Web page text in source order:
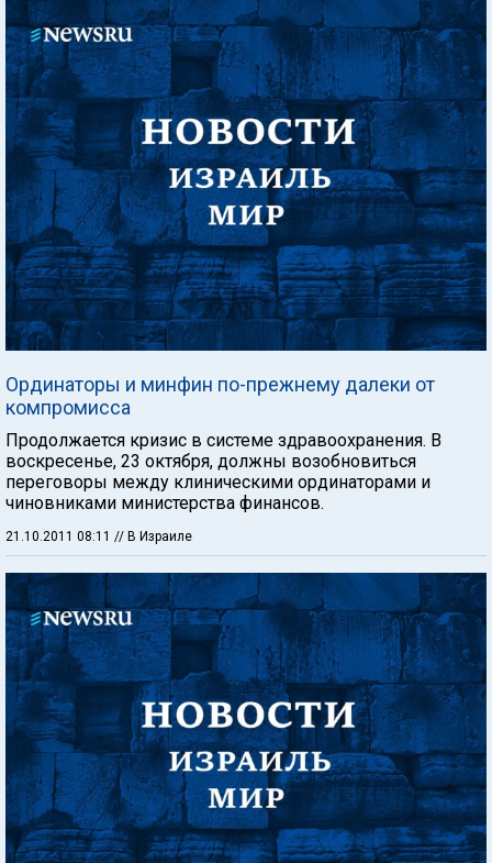
Ординаторы и минфин по-прежнему далеки от
компромисса
Продолжается кризис в системе здравоохранения. В
воскресенье, 23 октября, должны возобновиться
переговоры между клиническими ординаторами и
чиновниками министерства финансов.
21.10.2011 08:11 // В Израиле